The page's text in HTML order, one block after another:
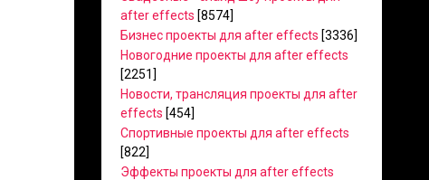
after effects [8574]
Бизнес проекты для after effects [3336]
Новогодние проекты для after effects
[2251]
Новости, трансляция проекты для after
effects [454]
Спортивные проекты для after effects
[822]
Эффекты проекты для after effects